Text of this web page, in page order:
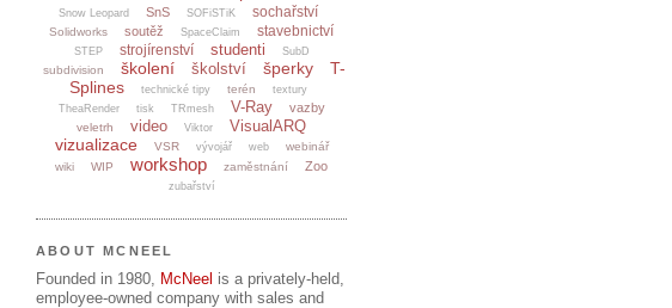
Snow Leopard
SnS SOFiSTiK sochařství
Solidworks soutěž SpaceClaim stavebnictví
STEP strojírenství studenti SubD
subdivision školení školství šperky
T-
Splines
technické tipy terén
textury
TheaRender
tisk TRmesh V-Ray vazby
veletrh video Viktor VisualARQ
vizualizace VSR vývojář web
webinář
wiki
WIP workshop zaměstnání Zoo
zubařství
ABOUT MCNEEL
Founded in 1980, McNeel is a privately-held,
employee-owned company with sales and